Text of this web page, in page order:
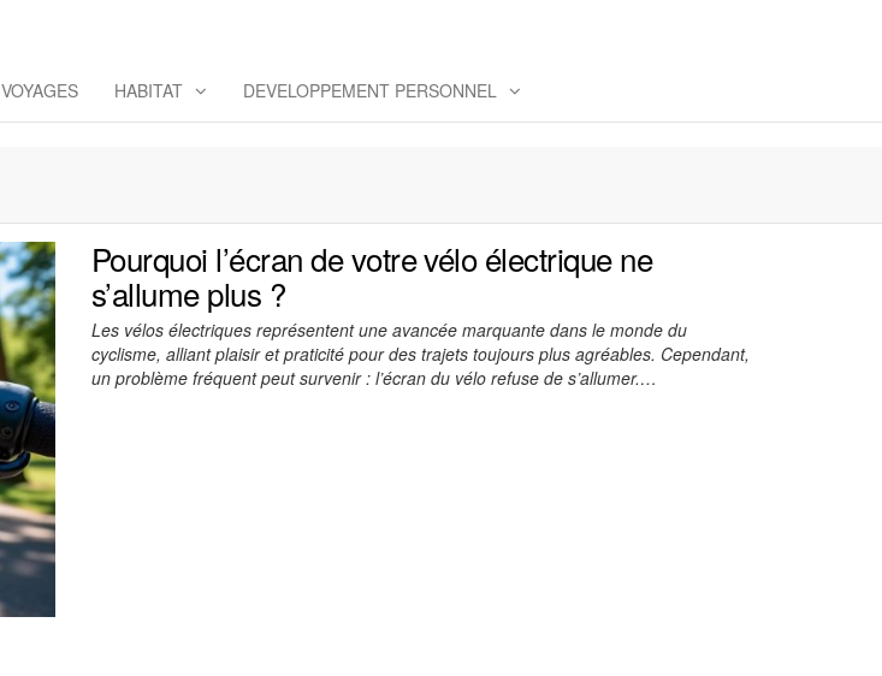
VOYAGES HABITAT DEVELOPPEMENT PERSONNEL
Pourquoi l’écran de votre vélo électrique ne
s’allume plus ?
Les vélos électriques représentent une avancée marquante dans le monde du
cyclisme, alliant plaisir et praticité pour des trajets toujours plus agréables. Cependant,
un problème fréquent peut survenir : l’écran du vélo refuse de s’allumer.…